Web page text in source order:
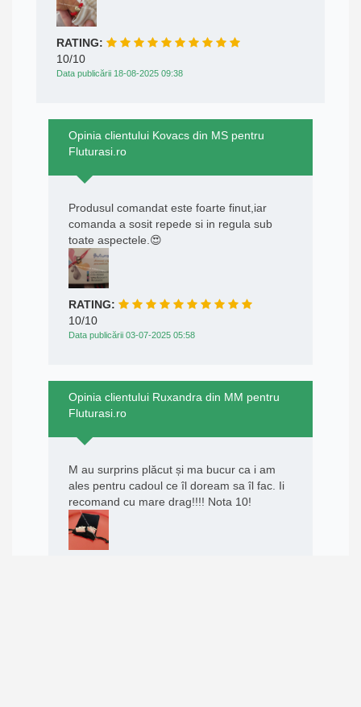
RATING:
10/10
Data publicării 18-08-2025 09:38
Opinia clientului Kovacs din MS pentru
Fluturasi.ro
Produsul comandat este foarte finut,iar
comanda a sosit repede si in regula sub
toate aspectele.😍
RATING:
10/10
Data publicării 03-07-2025 05:58
Opinia clientului Ruxandra din MM pentru
Fluturasi.ro
M au surprins plăcut și ma bucur ca i am
ales pentru cadoul ce îl doream sa îl fac. Ii
recomand cu mare drag!!!! Nota 10!